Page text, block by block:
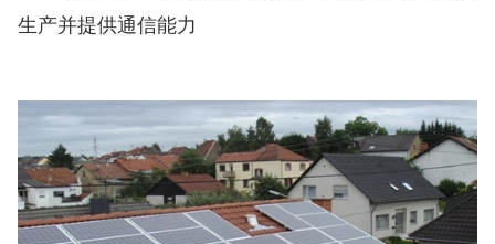
生产并提供通信能力